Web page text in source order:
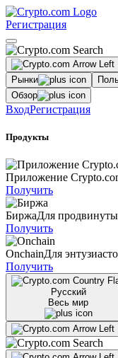
Регистрация
Рынки
Обзор
ВходРегистрация
Продукты
Приложение
Получить
БиржаДля
Получить
OnchainДля
Получить
Русский
Весь мир